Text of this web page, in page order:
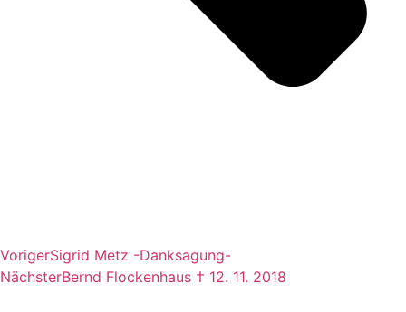
VorigerSigrid Metz -Danksagung-
NächsterBernd Flockenhaus † 12. 11. 2018